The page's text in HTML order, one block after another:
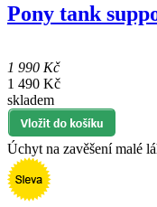
Pony tank
1 990 Kč
1 490 Kč
skladem
Úchyt na zavěšení malé